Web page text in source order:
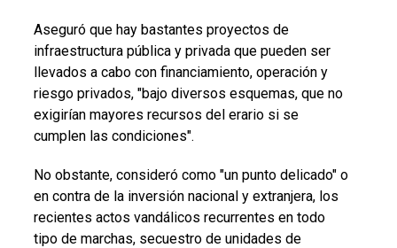
Aseguró que hay bastantes proyectos de
infraestructura pública y privada que pueden ser
llevados a cabo con financiamiento, operación y
riesgo privados, "bajo diversos esquemas, que no
exigirían mayores recursos del erario si se
cumplen las condiciones".
No obstante, consideró como "un punto delicado" o
en contra de la inversión nacional y extranjera, los
recientes actos vandálicos recurrentes en todo
tipo de marchas, secuestro de unidades de